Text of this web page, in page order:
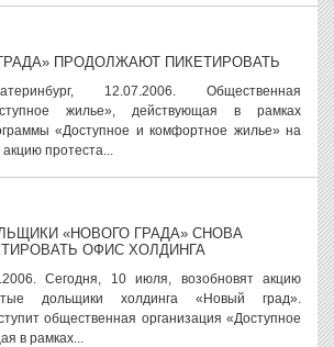
ПРОДОЛЖАЮТ ПИКЕТИРОВАТЬ
12.07.2006. Общественная
жилье», действующая в рамках
«Доступное и комфортное жилье» на
протеста...
«НОВОГО ГРАДА» СНОВА
ОФИС ХОЛДИНГА
Сегодня, 10 июля, возобновят акцию
дольщики холдинга «Новый град».
общественная организация «Доступное
в рамках...